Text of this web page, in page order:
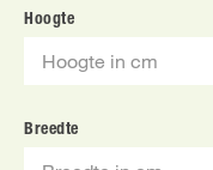
Hoogte
Breedte